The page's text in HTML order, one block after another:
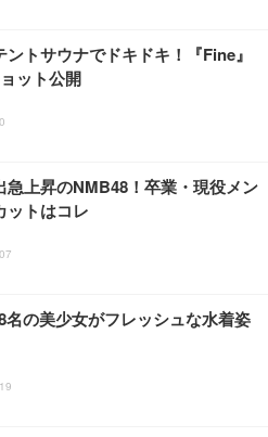
ントサウナでドキドキ！『Fine』
ット公開
急上昇のNMB48！卒業・現役メン
ットはコレ
名の美少女がフレッシュな水着姿